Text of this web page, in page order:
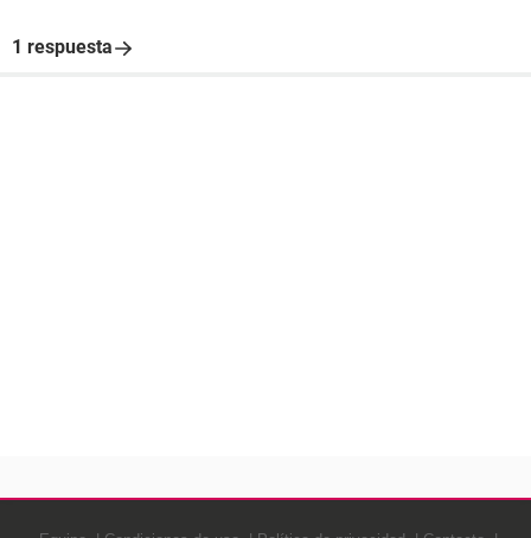
1 respuesta